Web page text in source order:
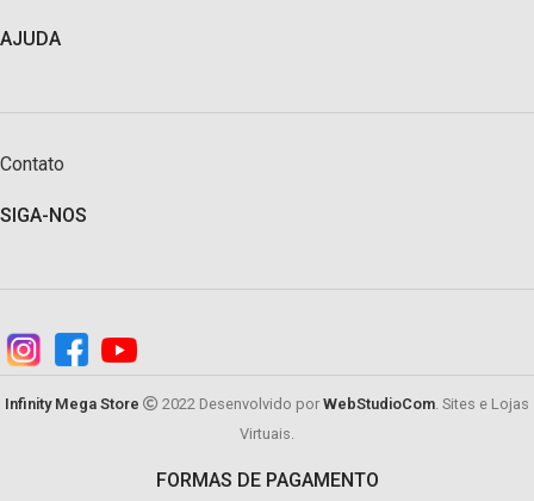
AJUDA
Contato
SIGA-NOS
Infinity Mega Store 2022 Desenvolvido por WebStudioCom . Sites e Lojas
Virtuais.
FORMAS DE PAGAMENTO